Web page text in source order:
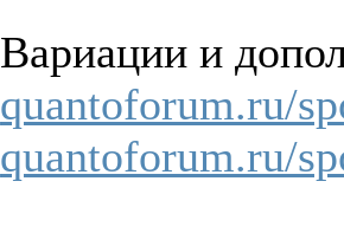
Вариации и
quantoforum.ru/
quantoforum.ru/